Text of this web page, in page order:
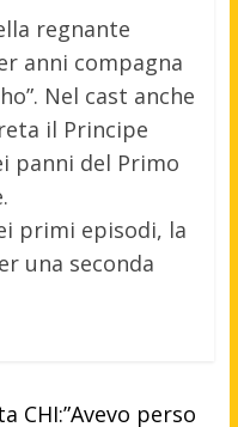
regnante
anni compagna
Nel cast anche
il Principe
panni del Primo
primi episodi, la
una seconda
CHI:”Avevo perso